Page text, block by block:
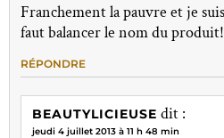
Franchement la pauvre et je
faut balancer le nom du
RÉPONDRE
BEAUTYLICIEUSE dit :
jeudi 4 juillet 2013 à 11 h 48 min